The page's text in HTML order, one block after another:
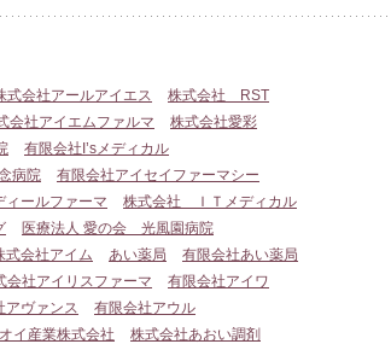
式会社アールアイエス
株式会社 RST
会社アイエムファルマ
株式会社愛彩
有限会社I’sメディカル
病院
有限会社アイセイファーマシー
ィールファーマ
株式会社 ＩＴメディカル
医療法人 愛の会 光風園病院
式会社アイム あい薬局
有限会社あい薬局
会社アイリスファーマ
有限会社アイワ
アヴァンス
有限会社アウル
イ産業株式会社
株式会社あおい調剤